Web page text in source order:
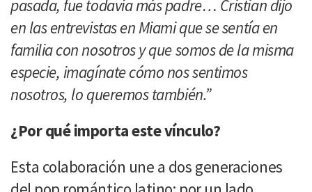
pasada, fue todavía más padre… Cristian dijo
en las entrevistas en Miami que se sentía en
familia con nosotros y que somos de la misma
especie, imagínate cómo nos sentimos
nosotros, lo queremos también.”
¿Por qué importa este vínculo?
Esta colaboración une a dos generaciones